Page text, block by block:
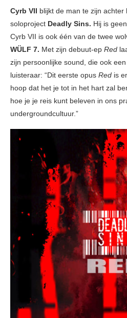
Cyrb VII blijkt de man te zijn
soloproject Deadly Sins. Hij is
Cyrb VII is ook één van de twee
WÜLF 7. Met zijn debuut-ep Red
zijn persoonlijke sound, die ook
luisteraar: “Dit eerste opus Red is
hoop dat het je tot in het hart zal
hoe je je reis kunt beleven in ons
undergroundcultuur.”